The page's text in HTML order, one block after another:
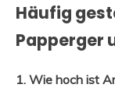
Häufig
Papperger
1. Wie hoch ist